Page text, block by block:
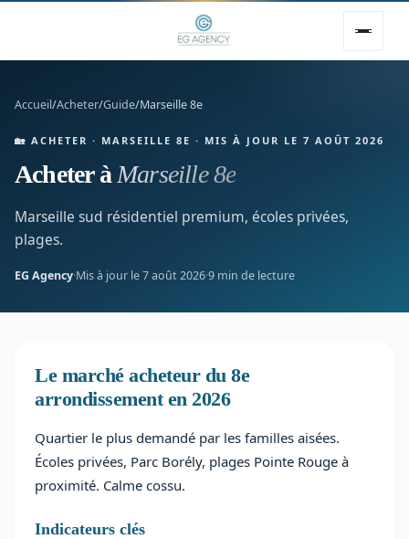
Accueil/Acheter/Guide/Marseille 8e
🏡 ACHETER · MARSEILLE 8E · MIS À JOUR LE 7 AOÛT 2026
Acheter à Marseille 8e
Marseille sud résidentiel premium, écoles privées,
plages.
EG Agency·Mis à jour le 7 août 2026·9 min de lecture
Le marché acheteur du 8e
arrondissement en 2026
Quartier le plus demandé par les familles aisées.
Écoles privées, Parc Borély, plages Pointe Rouge à
proximité. Calme cossu.
Indicateurs clés